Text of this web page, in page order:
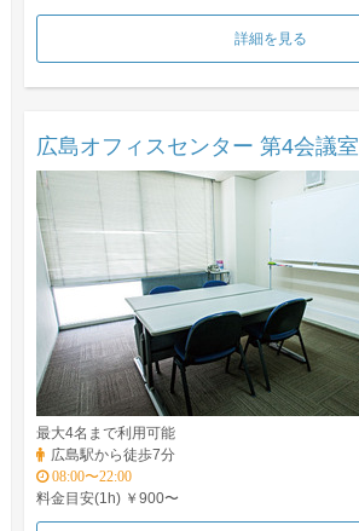
詳細を見る
広島オフィスセンター 第4会議室
最大4名まで利用可能
広島駅から徒歩7分
08:00〜22:00
料金目安(1h) ￥900〜